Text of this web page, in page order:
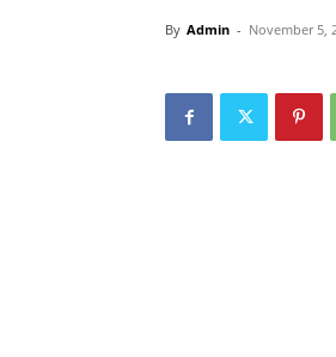
By Admin - November 5,